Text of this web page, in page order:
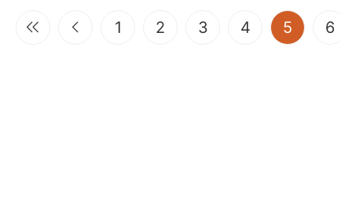
1 2 3 4 5 6